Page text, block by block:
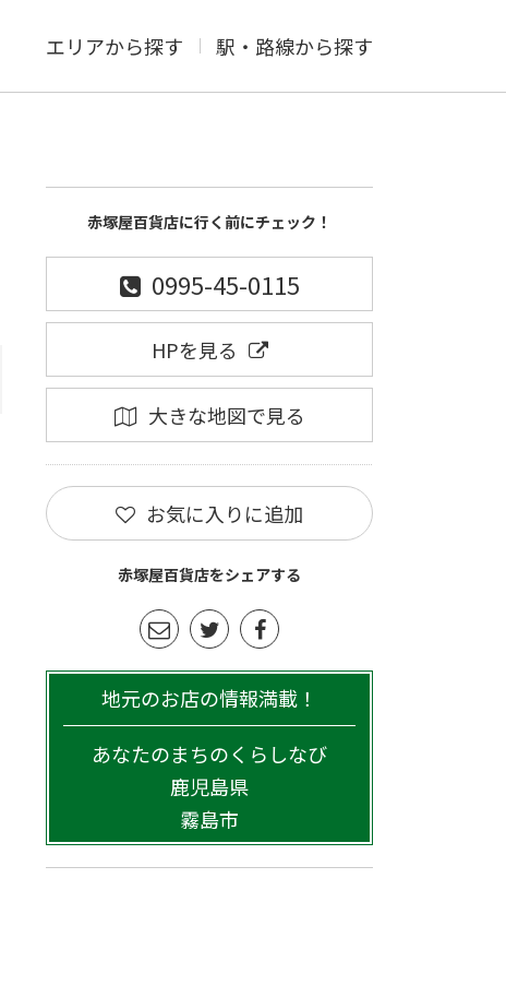
エリアから探す 駅・路線から探す
赤塚屋百貨店に行く前にチェック！
0995-45-0115
HPを見る
大きな地図で見る
お気に入りに追加
赤塚屋百貨店をシェアする
地元のお店の情報満載！
あなたのまちのくらしなび
鹿児島県
霧島市